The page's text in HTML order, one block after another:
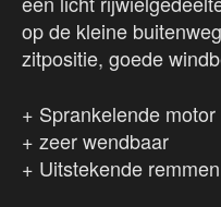
op de kleine
zitpositie, goede
+ Sprankelende motor
+ zeer wendbaar
+ Uitstekende remmen